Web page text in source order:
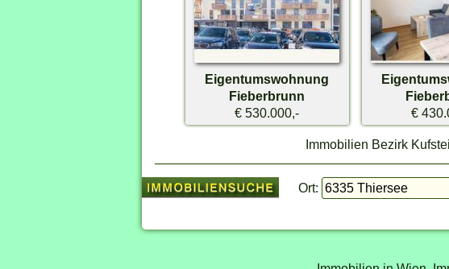
Eigentumswohnung
Fieberbrunn
€ 530.000,-
€
Immobilien Bezirk
Ort: